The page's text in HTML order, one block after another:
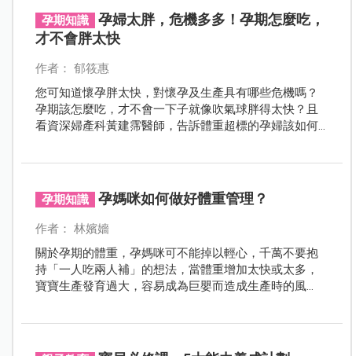
月該注意的重點、產檢時程、胎兒變化等，讓您安心準
備迎接寶寶的出生。
孕期知識
孕婦太胖，危機多多！孕期怎麼吃，
才不會胖太快
作者： 郁筱惠
您可知道懷孕胖太快，對懷孕及生產具有哪些危機嗎？
孕期該怎麼吃，才不會一下子就像吹氣球胖得太快？且
看資深婦產科黃建霈醫師，告訴體重超標的孕婦該如何
孕期知識 孕媽咪如何做好體重管理？
作者： 林嬪嬙
關於孕期的體重，孕媽咪可不能掉以輕心，千萬不要抱
持「一人吃兩人補」的想法，當體重增加太快或太多，
寶寶生產發育過大，容易成為巨嬰而造成生產時的風